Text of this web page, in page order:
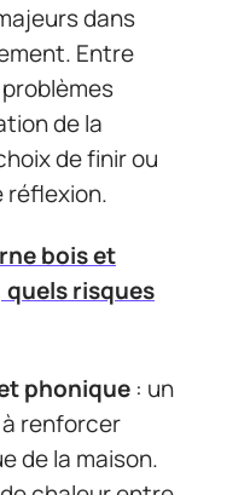
dans
Entre
de la
de finir ou
réflexion.
bois et
risques
phonique : un
renforcer
de la maison.